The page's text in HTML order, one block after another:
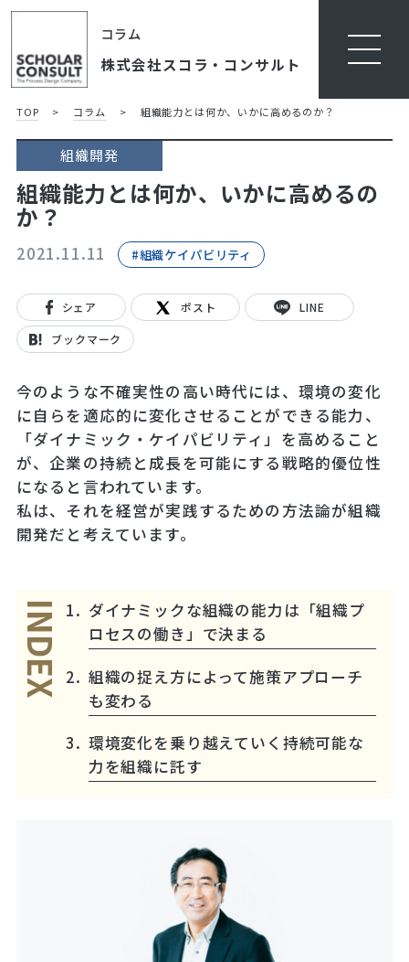
コラム
株式会社スコラ・コンサルト
TOP > コラム > 組織能力とは何か、いかに高めるのか？
組織開発
組織能力とは何か、いかに高めるの
か？
2021.11.11 #組織ケイパビリティ
シェア ポスト LINE
ブックマーク
今のような不確実性の高い時代には、環境の変化
に自らを適応的に変化させることができる能力、
「ダイナミック・ケイパビリティ」を高めること
が、企業の持続と成長を可能にする戦略的優位性
になると言われています。
私は、それを経営が実践するための方法論が組織
開発だと考えています。
INDEX
ダイナミックな組織の能力は「組織プ
ロセスの働き」で決まる
組織の捉え方によって施策アプローチ
も変わる
環境変化を乗り越えていく持続可能な
力を組織に託す